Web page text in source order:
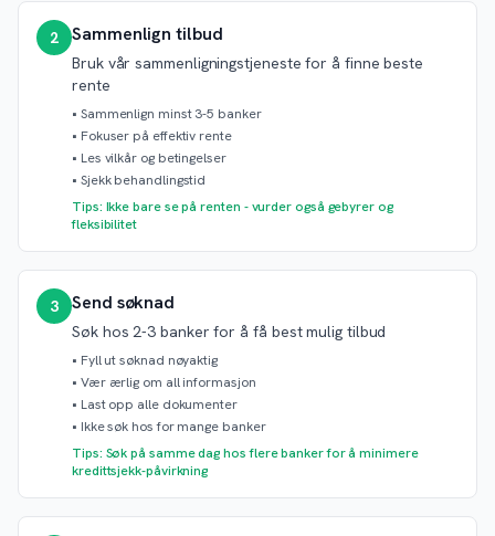
2 Sammenlign tilbud
Bruk vår sammenligningstjeneste for å finne beste
rente
• Sammenlign minst 3-5 banker
• Fokuser på effektiv rente
• Les vilkår og betingelser
• Sjekk behandlingstid
Tips: Ikke bare se på renten - vurder også gebyrer og
fleksibilitet
3 Send søknad
Søk hos 2-3 banker for å få best mulig tilbud
• Fyll ut søknad nøyaktig
• Vær ærlig om all informasjon
• Last opp alle dokumenter
• Ikke søk hos for mange banker
Tips: Søk på samme dag hos flere banker for å minimere
kredittsjekk-påvirkning